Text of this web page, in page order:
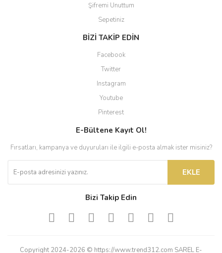
Şifremi Unuttum
Sepetiniz
BİZİ TAKİP EDİN
Facebook
Twitter
Instagram
Youtube
Pinterest
E-Bültene Kayıt Ol!
Fırsatları, kampanya ve duyuruları ile ilgili e-posta almak ister misiniz?
EKLE
Bizi Takip Edin
Copyright 2024-2026 © https://www.trend312.com SAREL E-